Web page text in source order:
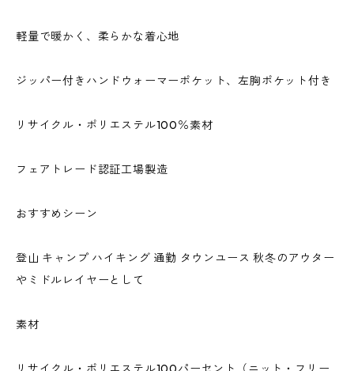
軽量で暖かく、柔らかな着心地
ジッパー付きハンドウォーマーポケット、左胸ポケット付き
リサイクル・ポリエステル100％素材
フェアトレード認証工場製造
おすすめシーン
登山 キャンプ ハイキング 通勤 タウンユース 秋冬のアウター
やミドルレイヤーとして
素材